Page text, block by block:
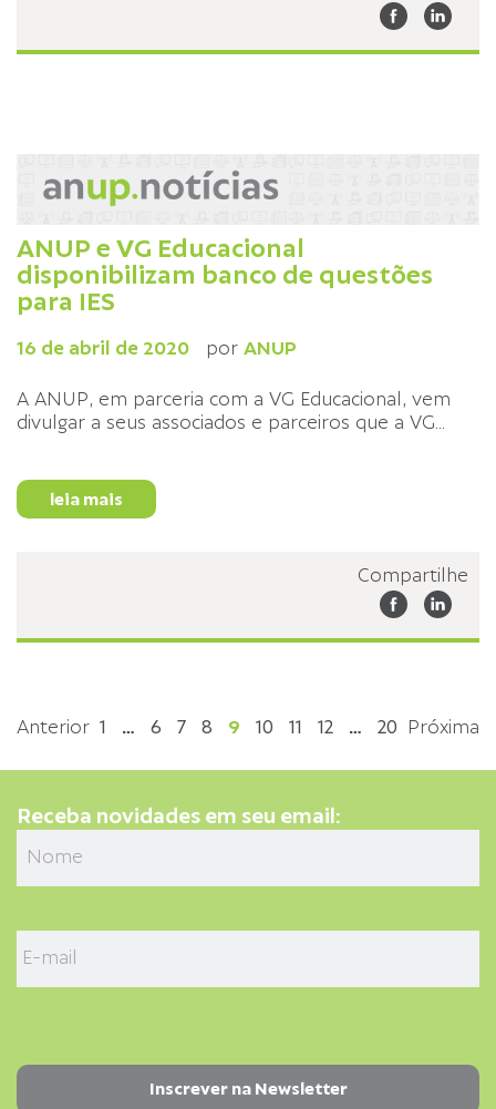
ANUP e VG Educacional
disponibilizam banco de questões
para IES
16 de abril de 2020 por ANUP
A ANUP, em parceria com a VG Educacional, vem
divulgar a seus associados e parceiros que a VG...
leia mais
Compartilhe
Anterior 1 … 6 7 8 9 10 11 12 … 20 Próxima
Receba novidades em seu email: